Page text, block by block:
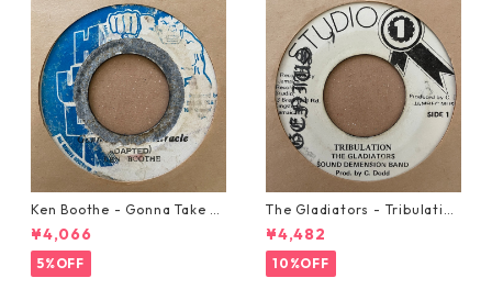
Ken Boothe - Gonna Take A
Miracle【7-21362】
¥4,066
5%OFF
The Gladiators - Tribulation
【7-21365】
¥4,482
10%OFF